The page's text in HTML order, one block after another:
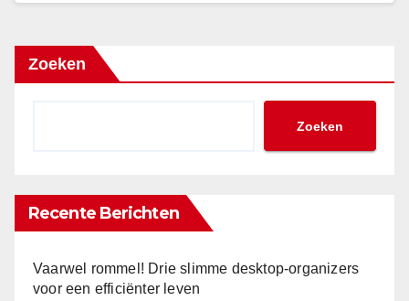
Zoeken
Zoeken
Recente Berichten
Vaarwel rommel! Drie slimme desktop-organizers
voor een efficiënter leven